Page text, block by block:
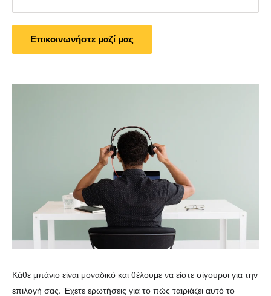
Επικοινωνήστε μαζί μας
Κάθε μπάνιο είναι μοναδικό και θέλουμε να είστε σίγουροι για την
επιλογή σας. Έχετε ερωτήσεις για το πώς ταιριάζει αυτό το